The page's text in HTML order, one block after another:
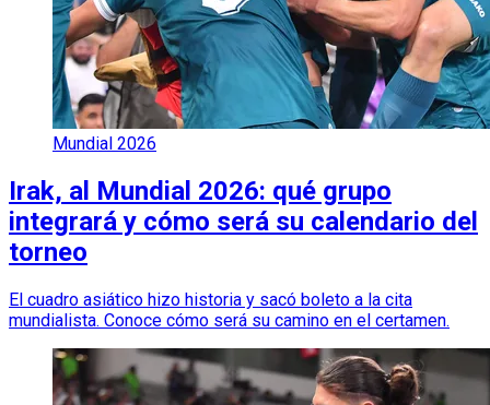
Mundial 2026
Irak, al Mundial 2026: qué grupo
integrará y cómo será su calendario del
torneo
El cuadro asiático hizo historia y sacó boleto a la cita
mundialista. Conoce cómo será su camino en el certamen.